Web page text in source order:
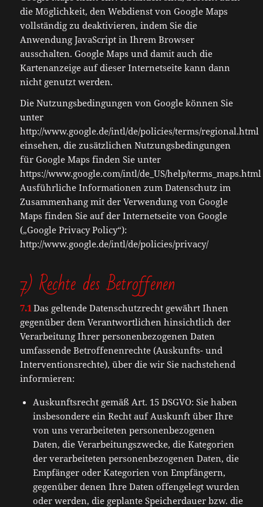
die Möglichkeit, den Webdienst von Google Maps
vollständig zu deaktivieren, indem Sie die
Anwendung JavaScript in Ihrem Browser
ausschalten. Google Maps und damit auch die
Kartenanzeige auf dieser Internetseite kann dann
nicht genutzt werden.
Die Nutzungsbedingungen von Google können Sie
unter
http://www.google.de/intl/de/policies/terms/regional.html
einsehen, die zusätzlichen Nutzungsbedingungen
für Google Maps finden Sie unter
https://www.google.com/intl/de_US/help/terms_maps.html
Ausführliche Informationen zum Datenschutz im
Zusammenhang mit der Verwendung von Google
Maps finden Sie auf der Internetseite von Google
(„Google Privacy Policy“):
http://www.google.de/intl/de/policies/privacy/
7) Rechte des Betroffenen
7.1Das geltende Datenschutzrecht gewährt Ihnen
gegenüber dem Verantwortlichen hinsichtlich der
Verarbeitung Ihrer personenbezogenen Daten
umfassende Betroffenenrechte (Auskunfts- und
Interventionsrechte), über die wir Sie nachstehend
informieren:
Auskunftsrecht gemäß Art. 15 DSGVO: Sie haben
insbesondere ein Recht auf Auskunft über Ihre
von uns verarbeiteten personenbezogenen
Daten, die Verarbeitungszwecke, die Kategorien
der verarbeiteten personenbezogenen Daten, die
Empfänger oder Kategorien von Empfängern,
gegenüber denen Ihre Daten offengelegt wurden
oder werden, die geplante Speicherdauer bzw. die